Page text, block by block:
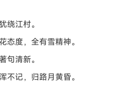
绕江村。
态度，全有雪精神。
句清新。
不记，归路月黄昏。